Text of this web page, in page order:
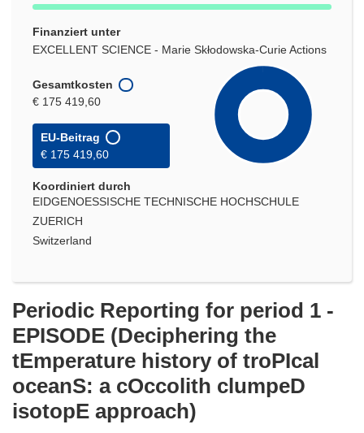
Finanziert unter
EXCELLENT SCIENCE - Marie Skłodowska-Curie Actions
Gesamtkosten
€ 175 419,60
EU-Beitrag
€ 175 419,60
Koordiniert durch
EIDGENOESSISCHE TECHNISCHE HOCHSCHULE
ZUERICH
Switzerland
Periodic Reporting for period 1 -
EPISODE (Deciphering the
tEmperature history of troPIcal
oceanS: a cOccolith clumpeD
isotopE approach)